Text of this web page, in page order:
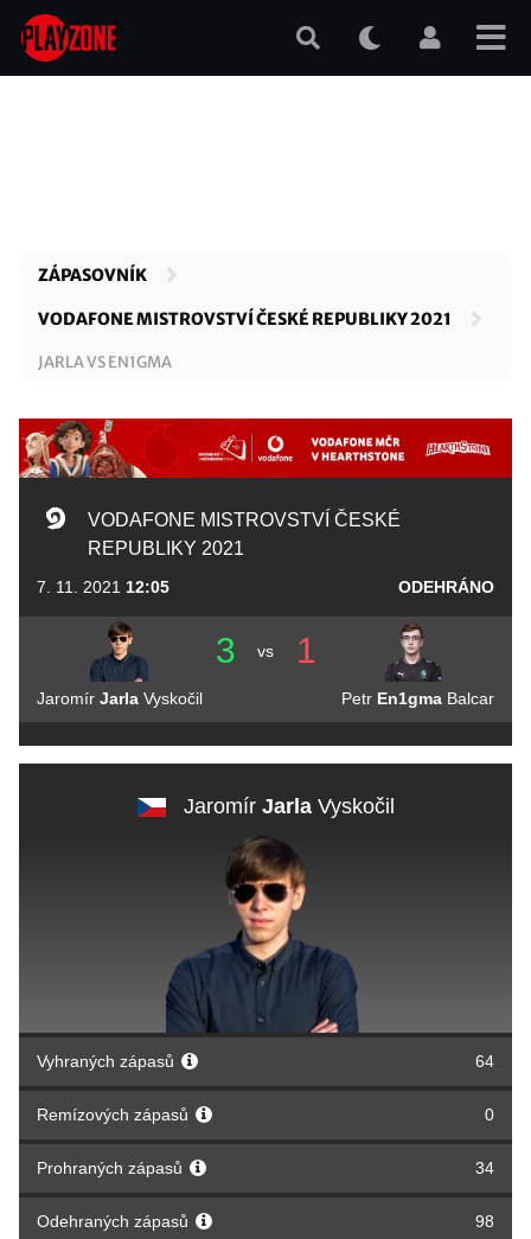
Přejít
hlavnímu
ZÁPASOVNÍK
VODAFONE MISTROVSTVÍ ČESKÉ REPUBLIKY 2021
JARLA VS EN1GMA
VODAFONE MISTROVSTVÍ ČESKÉ
REPUBLIKY 2021
7. 11. 2021 12:05 ODEHRÁNO
3 vs 1
Jaromír Jarla Vyskočil Petr En1gma Balcar
Jaromír JarlaVyskočil
Vyhraných zápasů 64
Remízových zápasů 0
Prohraných zápasů 34
Odehraných zápasů 98